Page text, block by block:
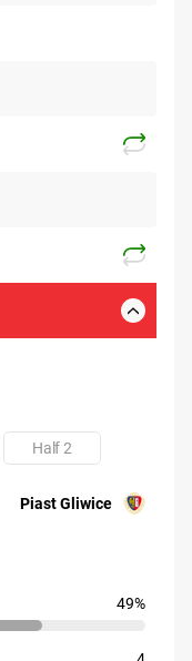
Half 2
Uczestnik: Piast Gliwice
Piast Gliwice
49%